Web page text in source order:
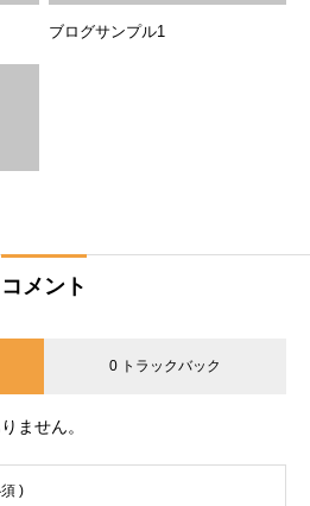
ブログサンプル1
コメント
0 トラックバック
ません。
)